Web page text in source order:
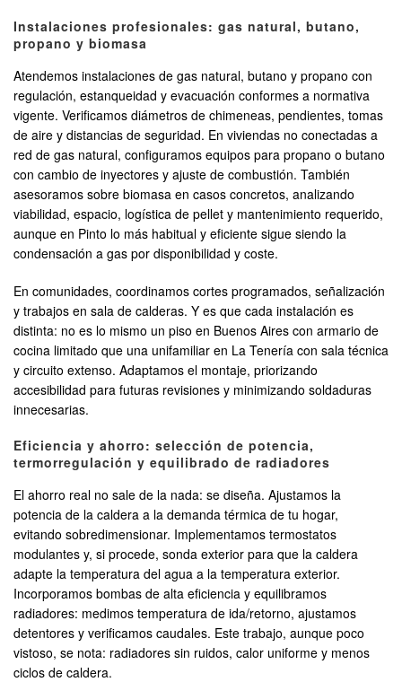
Instalaciones profesionales: gas natural, butano,
propano y biomasa
Atendemos instalaciones de gas natural, butano y propano con
regulación, estanqueidad y evacuación conformes a normativa
vigente. Verificamos diámetros de chimeneas, pendientes, tomas
de aire y distancias de seguridad. En viviendas no conectadas a
red de gas natural, configuramos equipos para propano o butano
con cambio de inyectores y ajuste de combustión. También
asesoramos sobre biomasa en casos concretos, analizando
viabilidad, espacio, logística de pellet y mantenimiento requerido,
aunque en Pinto lo más habitual y eficiente sigue siendo la
condensación a gas por disponibilidad y coste.
En comunidades, coordinamos cortes programados, señalización
y trabajos en sala de calderas. Y es que cada instalación es
distinta: no es lo mismo un piso en Buenos Aires con armario de
cocina limitado que una unifamiliar en La Tenería con sala técnica
y circuito extenso. Adaptamos el montaje, priorizando
accesibilidad para futuras revisiones y minimizando soldaduras
innecesarias.
Eficiencia y ahorro: selección de potencia,
termorregulación y equilibrado de radiadores
El ahorro real no sale de la nada: se diseña. Ajustamos la
potencia de la caldera a la demanda térmica de tu hogar,
evitando sobredimensionar. Implementamos termostatos
modulantes y, si procede, sonda exterior para que la caldera
adapte la temperatura del agua a la temperatura exterior.
Incorporamos bombas de alta eficiencia y equilibramos
radiadores: medimos temperatura de ida/retorno, ajustamos
detentores y verificamos caudales. Este trabajo, aunque poco
vistoso, se nota: radiadores sin ruidos, calor uniforme y menos
ciclos de caldera.